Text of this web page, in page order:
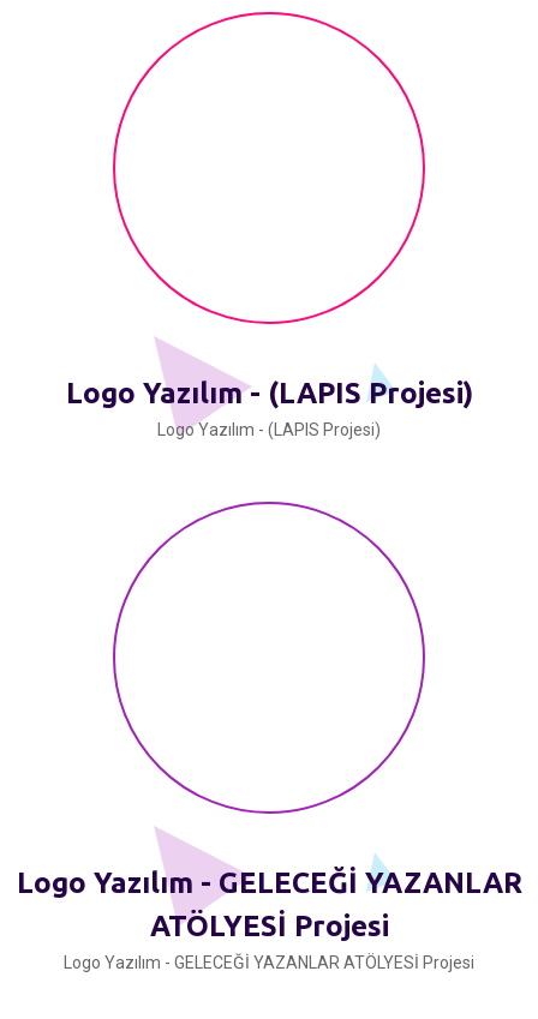
Logo Yazılım - (LAPIS Projesi)
Logo Yazılım - (LAPIS Projesi)
Logo Yazılım - GELECEĞİ YAZANLAR
ATÖLYESİ Projesi
Logo Yazılım - GELECEĞİ YAZANLAR ATÖLYESİ Projesi